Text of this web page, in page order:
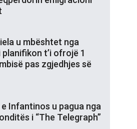
u mbështet nga
t’i ofrojë 1
pas zgjedhjes së
Infantinos u pagua nga
i “The Telegraph”